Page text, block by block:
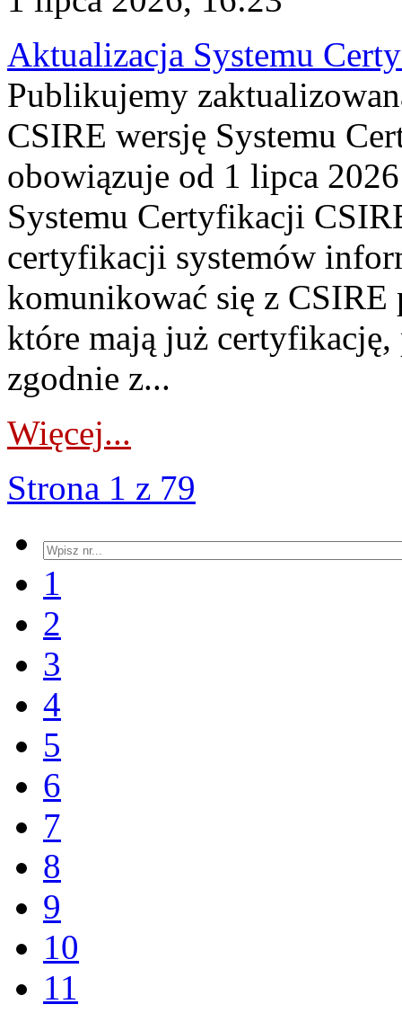
Aktualizacja Systemu
Publikujemy
CSIRE wersję Systemu
obowiązuje od 1 lipca
Systemu Certyfikacji
certyfikacji systemów
komunikować się z
które mają już
zgodnie z...
Więcej...
Strona 1 z 79
1
2
3
4
5
6
7
8
9
10
11